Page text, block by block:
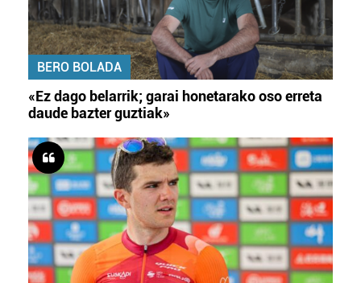
BERO BOLADA
«Ez dago belarrik; garai honetarako oso erreta
daude bazter guztiak»